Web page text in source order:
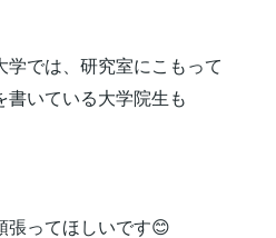
では、研究室にこもって
いている大学院生も
張ってほしいです😊